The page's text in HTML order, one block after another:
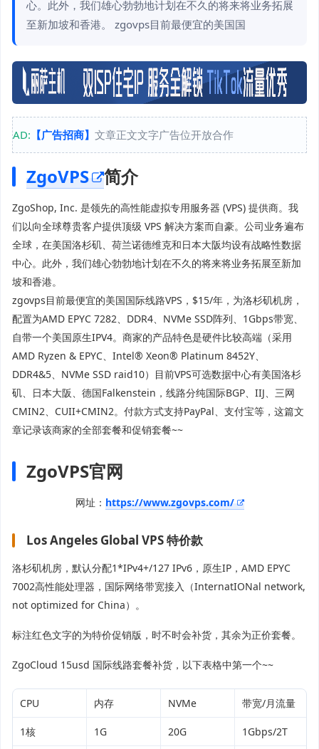
心。此外，我们雄心勃勃地计划在不久的将来将业务拓展
至新加坡和香港。 zgovps目前最便宜的美国国
AD: 【广告招商】 文章正文文字广告位开放合作
ZgoVPS 简介
ZgoShop, Inc. 是领先的高性能虚拟专用服务器 (VPS) 提供商。我
们以向全球尊贵客户提供顶级 VPS 解决方案而自豪。公司业务遍布
全球，在美国洛杉矶、荷兰诺德维克和日本大阪均设有战略性数据
中心。此外，我们雄心勃勃地计划在不久的将来将业务拓展至新加
坡和香港。
zgovps目前最便宜的美国国际线路VPS，$15/年，为洛杉矶机房，
配置为AMD EPYC 7282、DDR4、NVMe SSD阵列、1Gbps带宽、
自带一个美国原生IPV4。商家的产品特色是硬件比较高端（采用
AMD Ryzen & EPYC、Intel® Xeon® Platinum 8452Y、
DDR4&5、NVMe SSD raid10）目前VPS可选数据中心有美国洛杉
矶、日本大阪、德国Falkenstein，线路分纯国际BGP、IIJ、三网
CMIN2、CUII+CMIN2。付款方式支持PayPal、支付宝等，这篇文
章记录该商家的全部套餐和促销套餐~~
ZgoVPS官网
网址： https://www.zgovps.com/
Los Angeles Global VPS 特价款
洛杉矶机房，默认分配1*IPv4+/127 IPv6，原生IP，AMD EPYC
7002高性能处理器，国际网络带宽接入（InternatIONal network,
not optimized for China）。
标注红色文字的为特价促销版，时不时会补货，其余为正价套餐。
ZgoCloud 15usd 国际线路套餐补货，以下表格中第一个~~
CPU 内存 NVMe 带宽/月流量
1核 1G 20G 1Gbps/2T